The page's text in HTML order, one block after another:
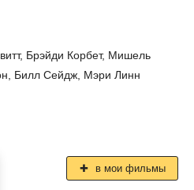
, Брэйди Корбет, Мишель
Билл Сейдж Мэри Линн
в мои фильмы